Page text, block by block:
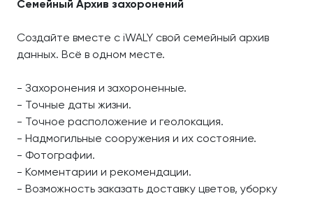
Семейный Архив захоронений
Создайте вместе с iWALY свой семейный архив
данных. Всё в одном месте.
- Захоронения и захороненные.
- Точные даты жизни.
- Точное расположение и геолокация.
- Надмогильные сооружения и их состояние.
- Фотографии.
- Комментарии и рекомендации.
- Возможность заказать доставку цветов, уборку